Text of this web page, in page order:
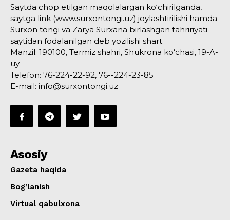
Saytda chop etilgan maqolalargan ko‘chirilganda,
saytga link (www.surxontongi.uz) joylashtirilishi hamda
Surxon tongi va Zarya Surxana birlashgan tahririyati
saytidan fodalanilgan deb yozilishi shart.
Manzil: 190100, Termiz shahri, Shukrona ko‘chasi, 19-A-
uy.
Telefon: 76-224-22-92, 76--224-23-85
E-mail: info@surxontongi.uz
Asosiy
Gazeta haqida
Bog’lanish
Virtual qabulxona